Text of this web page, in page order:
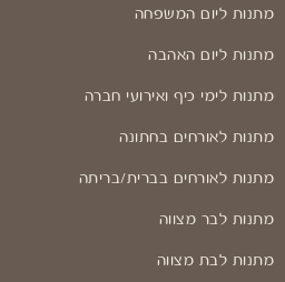
מתנות ליום המשפחה
מתנות ליום האהבה
מתנות לימי כיף ואירועי חברה
מתנות לאורחים בחתונה
מתנות לאורחים בברית/בריתה
מתנות לבר מצווה
מתנות לבת מצווה